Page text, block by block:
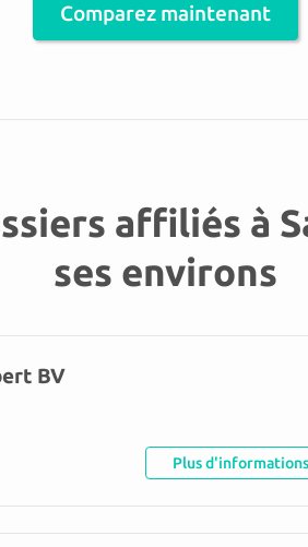
Comparez maintenant
affiliés à
ses environs
BV
Plus d'informations